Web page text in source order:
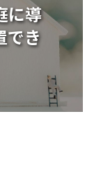
に導
でき